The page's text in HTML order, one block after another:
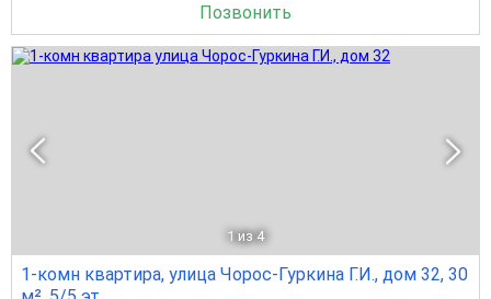
Позвонить
1 из 4
1-комн квартира, улица Чорос-Гуркина Г.И., дом 32, 30